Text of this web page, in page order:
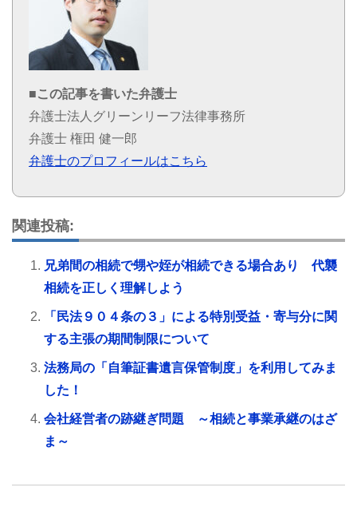
■この記事を書いた弁護士
弁護士法人グリーンリーフ法律事務所
弁護士 権田 健一郎
弁護士のプロフィールはこちら
関連投稿:
兄弟間の相続で甥や姪が相続できる場合あり 代襲
相続を正しく理解しよう
「民法９０４条の３」による特別受益・寄与分に関
する主張の期間制限について
法務局の「自筆証書遺言保管制度」を利用してみま
した！
会社経営者の跡継ぎ問題 ～相続と事業承継のはざ
ま～